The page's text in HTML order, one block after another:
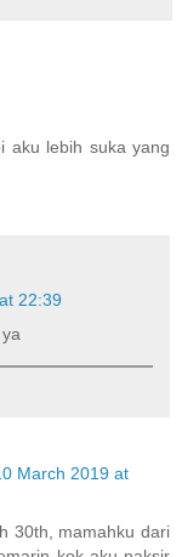
aku lebih suka yang
22:39
March 2019 at
30th, mamahku dari